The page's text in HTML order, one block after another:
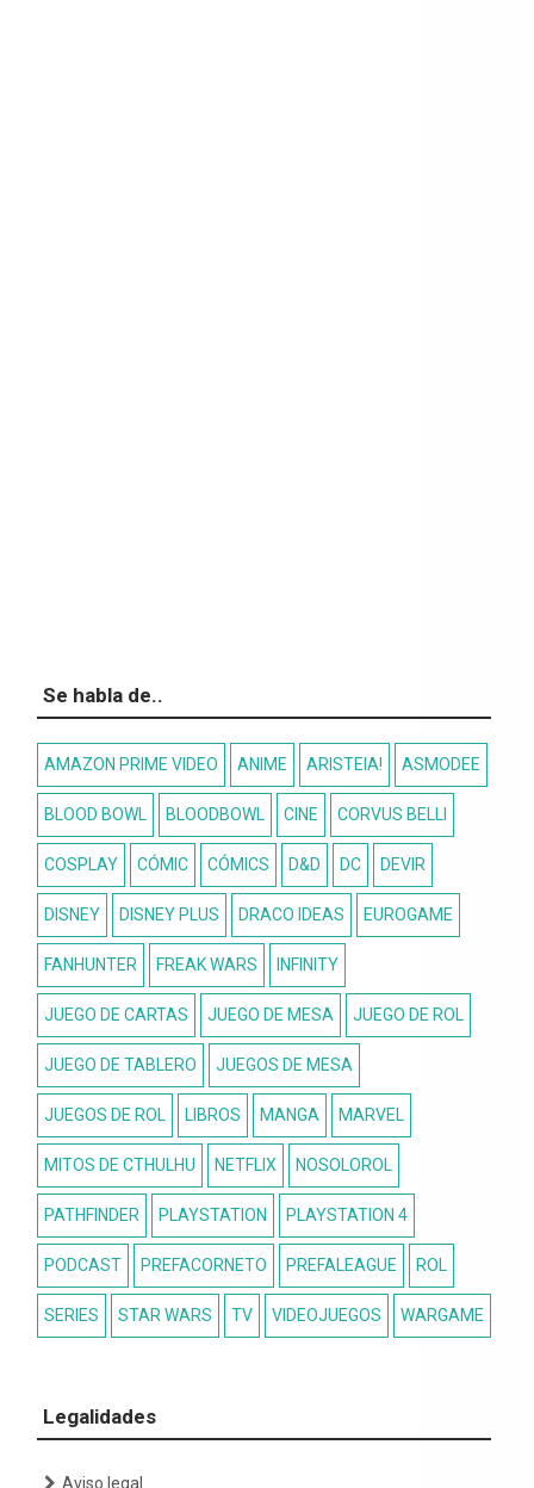
Se habla de..
AMAZON PRIME VIDEO ANIME ARISTEIA! ASMODEE
BLOOD BOWL BLOODBOWL CINE CORVUS BELLI
COSPLAY CÓMIC CÓMICS D&D DC DEVIR
DISNEY DISNEY PLUS DRACO IDEAS EUROGAME
FANHUNTER FREAK WARS INFINITY
JUEGO DE CARTAS JUEGO DE MESA JUEGO DE ROL
JUEGO DE TABLERO JUEGOS DE MESA
JUEGOS DE ROL LIBROS MANGA MARVEL
MITOS DE CTHULHU NETFLIX NOSOLOROL
PATHFINDER PLAYSTATION PLAYSTATION 4
PODCAST PREFACORNETO PREFALEAGUE ROL
SERIES STAR WARS TV VIDEOJUEGOS WARGAME
Legalidades
Aviso legal